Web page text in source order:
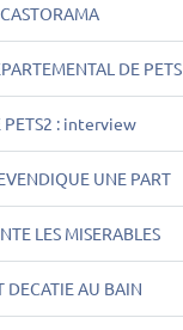
DE PETS
PETS2 : interview
UNE PART
LES MISERABLES
DECATIE AU BAIN